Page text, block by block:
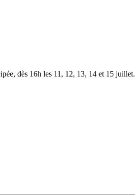
dès 16h les 11, 12, 13, 14 et 15 juillet.